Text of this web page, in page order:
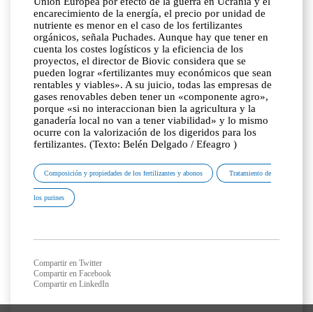
encarecimiento de la energía, el precio por unidad de
nutriente es menor en el caso de los fertilizantes
orgánicos, señala Puchades. Aunque hay que tener en
cuenta los costes logísticos y la eficiencia de los
proyectos, el director de Biovic considera que se
pueden lograr «fertilizantes muy económicos que sean
rentables y viables». A su juicio, todas las empresas de
gases renovables deben tener un «componente agro»,
porque «si no interaccionan bien la agricultura y la
ganadería local no van a tener viabilidad» y lo mismo
ocurre con la valorización de los digeridos para los
fertilizantes. (Texto: Belén Delgado / Efeagro )
Composición y propiedades de los fertilizantes y abonos Tratamiento de
los purines
Compartir en Twitter
Compartir en Facebook
Compartir en LinkedIn